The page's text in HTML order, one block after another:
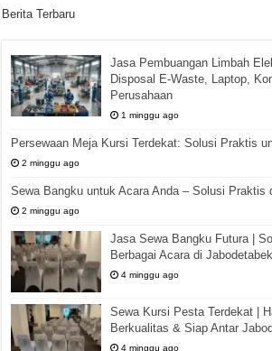
Berita Terbaru
Jasa Pembuangan Limbah
Disposal E-Waste, Laptop,
Perusahaan
1 minggu ago
Persewaan Meja Kursi Terdekat: Solusi Praktis
2 minggu ago
Sewa Bangku untuk Acara Anda – Solusi Praktis
2 minggu ago
Jasa Sewa Bangku Futura |
Berbagai Acara di Jabodetabek
4 minggu ago
Sewa Kursi Pesta Terdekat |
Berkualitas & Siap Antar
4 minggu ago